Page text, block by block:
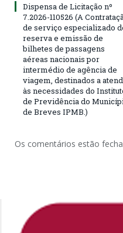
Dispensa de Licitação nº
7.2026-110526 (A
de serviço especializado
reserva e emissão de
bilhetes de passagens
aéreas nacionais por
intermédio de agência de
viagem, destinados a
às necessidades do
de Previdência do
de Breves IPMB.)
Os comentários estão